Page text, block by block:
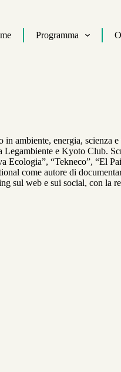
Programma
in ambiente, energia, scienza
Legambiente e Kyoto Club.
Ecologia”, “Tekneco”, “El
come autore di
sul web e sui social, con la